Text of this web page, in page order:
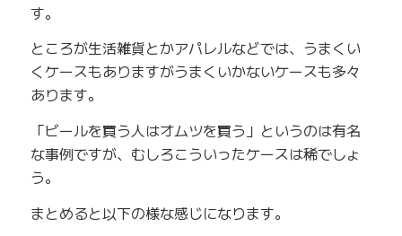
す。
ところが生活雑貨とかアパレルなどでは、うまくい
くケースもありますがうまくいかないケースも多々
あります。
「ビールを買う人はオムツを買う」というのは有名
な事例ですが、むしろこういったケースは稀でしょ
う。
まとめると以下の様な感じになります。